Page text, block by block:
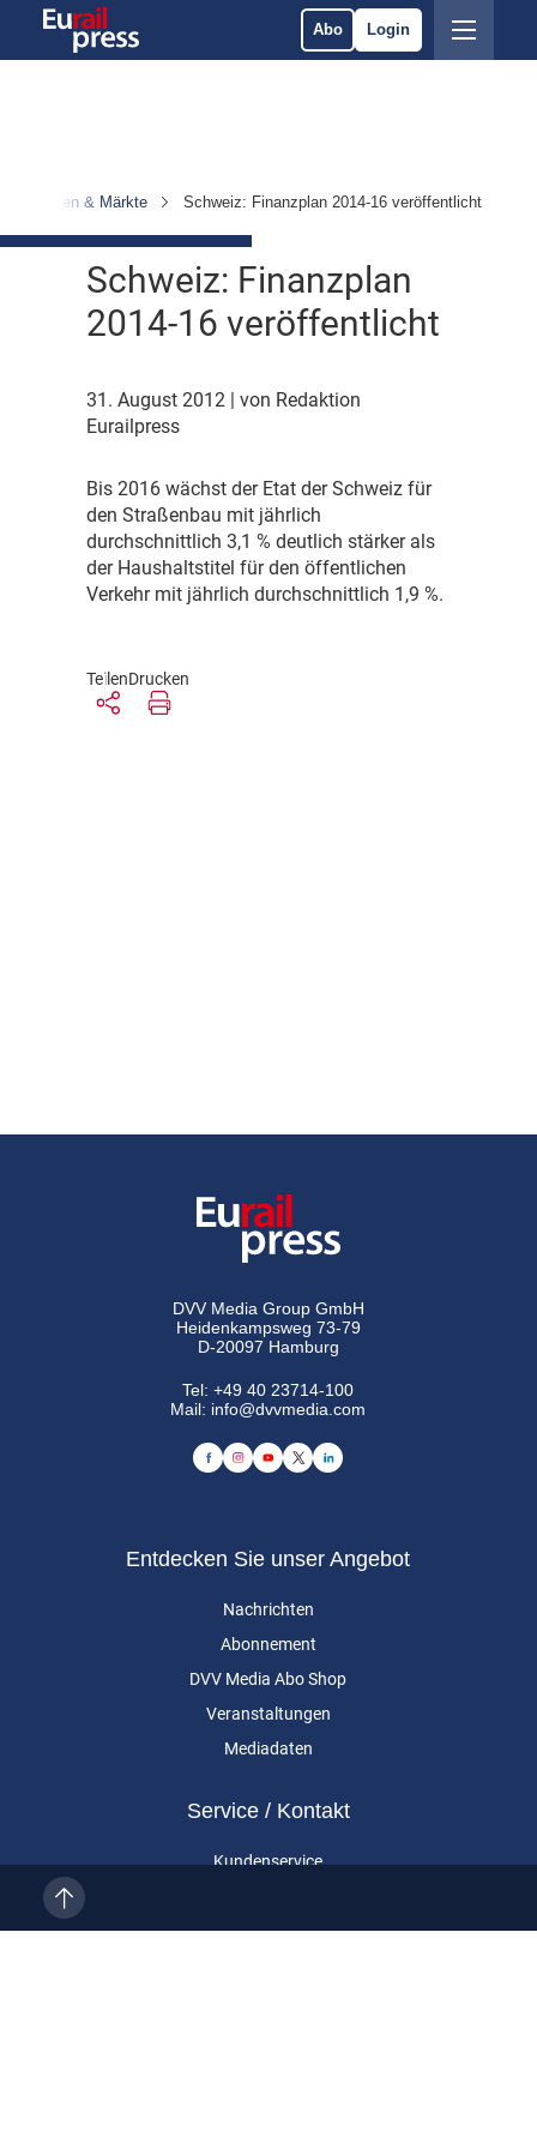
Abo Login
& Märkte Schweiz: Finanzplan 2014-16 veröffentlicht
Schweiz: Finanzplan
2014-16 veröffentlicht
31. August 2012
| von Redaktion
Eurailpress
Bis 2016 wächst der Etat der Schweiz für
den Straßenbau mit jährlich
durchschnittlich 3,1 % deutlich stärker als
der Haushaltstitel für den öffentlichen
Verkehr mit jährlich durchschnittlich 1,9 %.
TeilenDrucken
DVV Media Group GmbH
Heidenkampsweg 73-79
D-20097 Hamburg
Tel:+49 40 23714-100
Mail: info@dvvmedia.com
Entdecken Sie unser Angebot
Nachrichten
Abonnement
DVV Media Abo Shop
Veranstaltungen
Mediadaten
Service / Kontakt
Kundenservice
Kontakt